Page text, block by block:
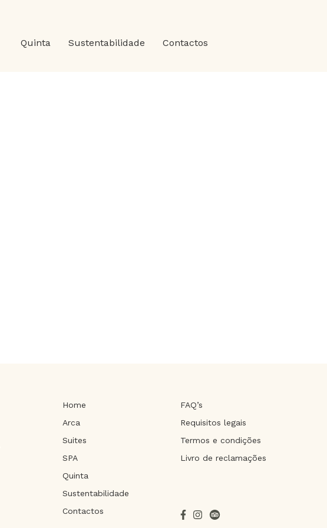
Quinta Sustentabilidade Contactos
Home
Arca
Suites
SPA
Quinta
Sustentabilidade
Contactos
FAQ’s
Requisitos legais
Termos e condições
Livro de reclamações